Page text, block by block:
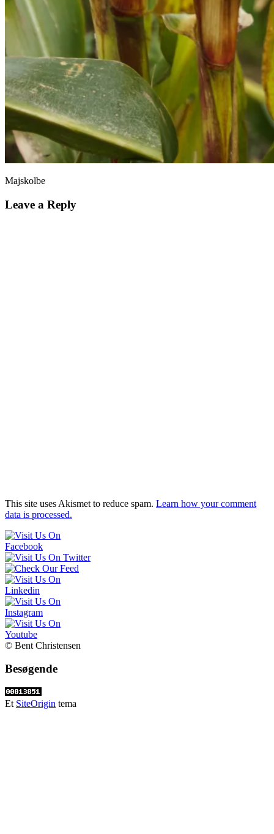
Majskolbe
Leave a Reply
This site uses Akismet to reduce spam. Learn how your comment
data is processed.
© Bent Christensen
Besøgende
Et SiteOrigin tema